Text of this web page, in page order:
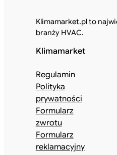
Klimamarket.pl to
branży HVAC.
Klimamarket
Regulamin
Polityka
prywatności
Formularz
zwrotu
Formularz
reklamacyjny